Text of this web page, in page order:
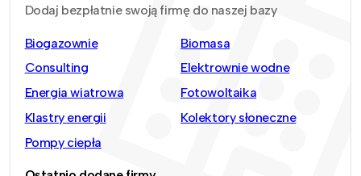
Dodaj bezpłatnie swoją firmę do naszej bazy
Biogazownie
Biomasa
Consulting
Elektrownie wodne
Energia wiatrowa
Fotowoltaika
Klastry energii
Kolektory słoneczne
Pompy ciepła